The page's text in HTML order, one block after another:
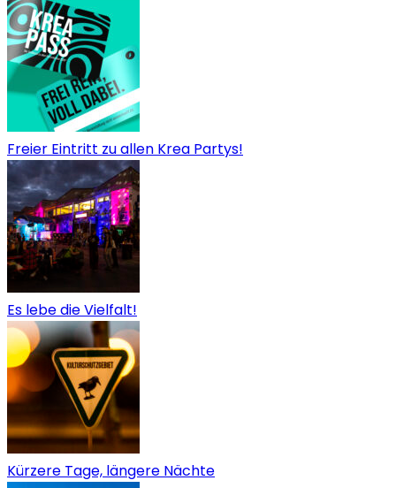
Freier Eintritt zu allen Krea Partys!
Es lebe die Vielfalt!
Kürzere Tage, längere Nächte